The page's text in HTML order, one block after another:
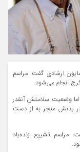
ارشادی گفت: مراسم
انجام می‌شود.
وضعیت سلامتش آنقدر
بدنش منجر به از دست
مراسم تشییع زنده‌یاد